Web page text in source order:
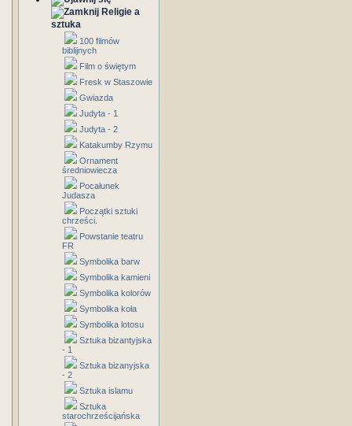
Religie a
sztuka
100 filmów
biblijnych
Film o świętym
Fresk w Staszowie
Gwiazda
Judyta - 1
Judyta - 2
Katakumby Rzymu
Ornament
średniowiecza
Pocałunek
Judasza
Początki sztuki
chrześci.
Powstanie teatru
FR
Symbolika barw
Symbolika kamieni
Symbolika kolorów
Symbolika koła
Symbolika lotosu
Sztuka bizantyjska
- 1
Sztuka bizanyjska
- 2
Sztuka islamu
Sztuka
starochrześcijańska